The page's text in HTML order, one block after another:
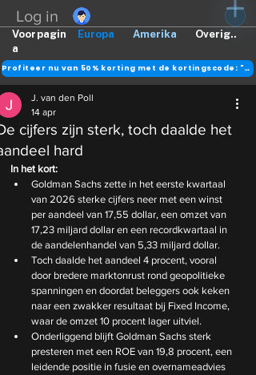
Log in
Europa Amerika Overig..
Voorpagin
a
Profiteer nu van 50% korting met de kortingscode: "DANK"
cijfers zijn sterk, toch daalde het
hard
J. van den Poll
14 apr
In het kort:
Goldman Sachs zette in het eerste kwartaal
van 2026 sterke cijfers neer met een winst
per aandeel van 17,55 dollar, een omzet van
17,23 miljard dollar en een recordkwartaal in
de aandelenhandel van 5,33 miljard dollar.
Toch daalde het aandeel 4 procent, vooral
door bredere marktonrust rond geopolitieke
spanningen en doordat beleggers ook keken
naar een zwakker resultaat bij Fixed Income,
waar de omzet 10 procent lager uitviel.
Onderliggend blijft Goldman Sachs sterk
presteren met een ROE van 19,8 procent, een
leidende positie in fusie en overnameadvies